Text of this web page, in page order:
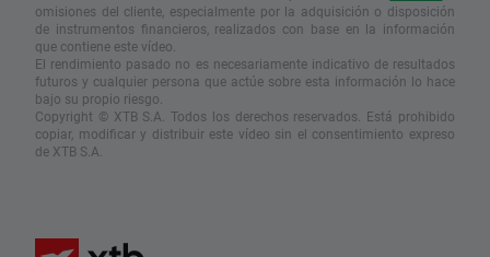
omisiones del cliente, especialmente por la adquisición o disposición
de instrumentos financieros, realizados con base en la información
que contiene este vídeo.
El rendimiento pasado no es necesariamente indicativo de resultados
futuros y cualquier persona que actúe sobre esta información lo hace
bajo su propio riesgo.
Copyright © XTB S.A. Todos los derechos reservados. Está prohibido
copiar, modificar y distribuir este vídeo sin el consentimiento expreso
de XTB S.A.